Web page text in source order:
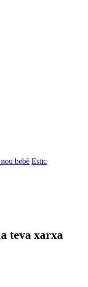
bebè Estic
teva xarxa